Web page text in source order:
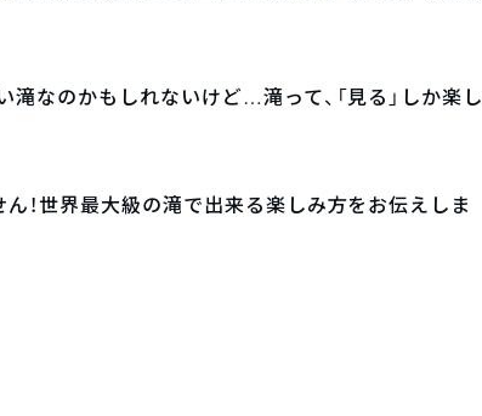
なのかもしれないけど…滝って、「見る」しか楽し
！世界最大級の滝で出来る楽しみ方をお伝えしま